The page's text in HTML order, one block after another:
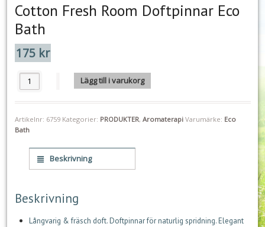
Cotton Fresh Room Doftpinnar Eco
Bath
175 kr
Cotton Fresh Room Doftpinnar Eco Bath mängd
Lägg till i varukorg
Artikelnr: 6759 Kategorier: PRODUKTER, Aromaterapi Varumärke: Eco
Bath
Beskrivning
Beskrivning
Långvarig & fräsch doft. Doftpinnar för naturlig spridning. Elegant